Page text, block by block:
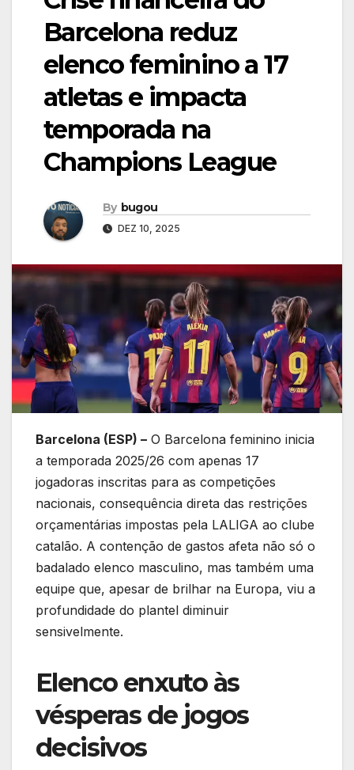
Barcelona reduz
elenco feminino a 17
atletas e impacta
temporada na
Champions League
By bugou
DEZ 10, 2025
Barcelona (ESP) – O Barcelona feminino inicia
a temporada 2025/26 com apenas 17
jogadoras inscritas para as competições
nacionais, consequência direta das restrições
orçamentárias impostas pela LALIGA ao clube
catalão. A contenção de gastos afeta não só o
badalado elenco masculino, mas também uma
equipe que, apesar de brilhar na Europa, viu a
profundidade do plantel diminuir
sensivelmente.
Elenco enxuto às
vésperas de jogos
decisivos